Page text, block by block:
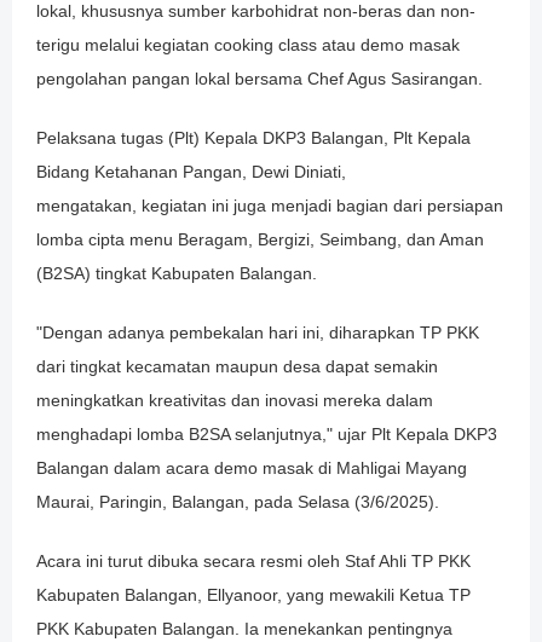
lokal, khususnya sumber karbohidrat non-beras dan non-
terigu melalui kegiatan cooking class atau demo masak
pengolahan pangan lokal bersama Chef Agus Sasirangan.
Pelaksana tugas (Plt) Kepala DKP3 Balangan, Plt Kepala
Bidang Ketahanan Pangan, Dewi Diniati,
mengatakan, kegiatan ini juga menjadi bagian dari persiapan
lomba cipta menu Beragam, Bergizi, Seimbang, dan Aman
(B2SA) tingkat Kabupaten Balangan.
"Dengan adanya pembekalan hari ini, diharapkan TP PKK
dari tingkat kecamatan maupun desa dapat semakin
meningkatkan kreativitas dan inovasi mereka dalam
menghadapi lomba B2SA selanjutnya," ujar Plt Kepala DKP3
Balangan dalam acara demo masak di Mahligai Mayang
Maurai, Paringin, Balangan, pada Selasa (3/6/2025).
Acara ini turut dibuka secara resmi oleh Staf Ahli TP PKK
Kabupaten Balangan, Ellyanoor, yang mewakili Ketua TP
PKK Kabupaten Balangan. Ia menekankan pentingnya